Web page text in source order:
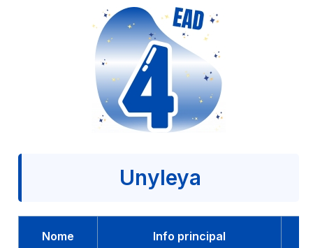
Unyleya
Nome Info principal